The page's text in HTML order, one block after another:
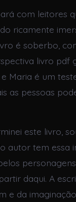
com leitores
ricamente
é soberbo,
livro pdf
Maria é um
as pessoas
este livro,
autor tem essa
daqui. A
e da